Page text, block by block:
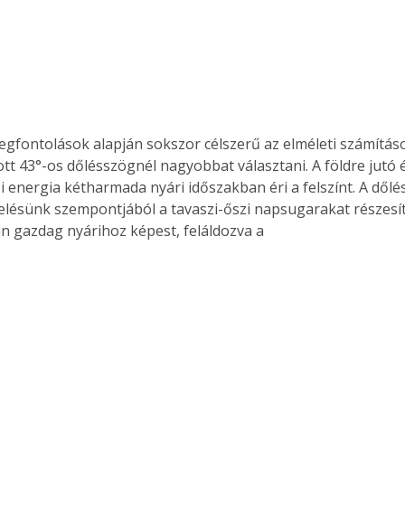
alapján sokszor célszerű az elméleti
43°-os dőlésszögnél nagyobbat választani. A földre jutó
energia kétharmada nyári időszakban éri a felszínt. A
szempontjából a tavaszi-őszi napsugarakat
gazdag nyárihoz képest, feláldozva a